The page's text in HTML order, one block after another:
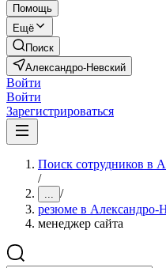
Помощь
Ещё
Поиск
Александро-Невский
Войти
Войти
Зарегистрироваться
Поиск сотрудников в
/
... /
резюме в Александро-
менеджер сайта